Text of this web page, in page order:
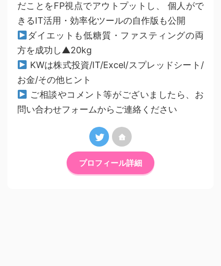
だことをFP視点でアウトプットし、 個人がで
きるIT活用・効率化ツールの自作版も公開
ダイエットも低糖質・ファスティングの両
方を成功し▲20kg
KWは株式投資/IT/Excel/スプレッドシート/
お金/その他ヒント
ご相談やコメント等がございましたら、お
問い合わせフォームからご連絡ください
プロフィール詳細